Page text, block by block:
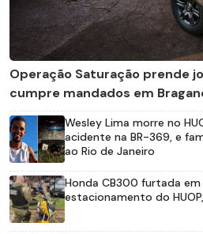
Operação Saturação prende
cumpre mandados em
Wesley Lima morre no
acidente na BR-369, e
ao Rio de Janeiro
Honda CB300 furtada
estacionamento do